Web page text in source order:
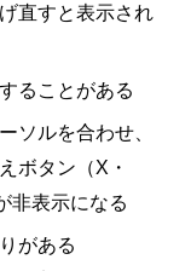
直すと表示され
ることがある
ソルを合わせ、
ボタン（X・
非表示になる
がある